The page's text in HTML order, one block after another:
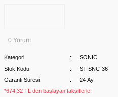
0 Yorum
Kategori
SONIC
Stok Kodu
ST-SNC-36
Garanti Süresi
24 Ay
*674,32 TL den başlayan taksitlerle!